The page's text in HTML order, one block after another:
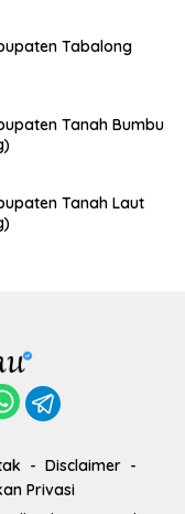
Tabalong
Tanah Bumbu
Tanah Laut
Disclaimer
Privasi